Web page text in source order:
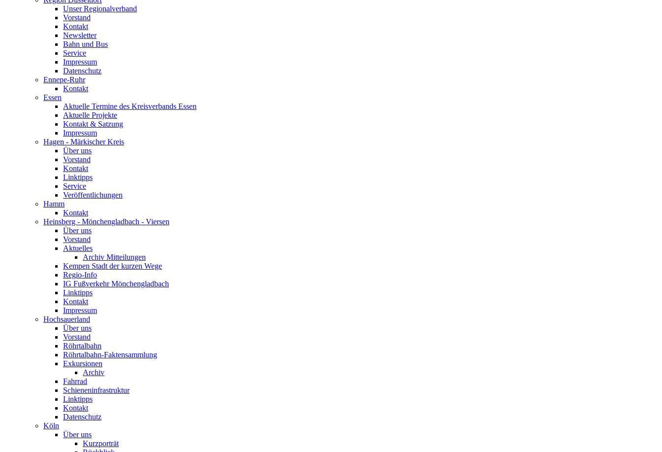
Unser Regionalverband
Vorstand
Kontakt
Newsletter
Bahn und Bus
Service
Impressum
Datenschutz
Ennepe-Ruhr
Kontakt
Essen
Aktuelle Termine des Kreisverbands Essen
Aktuelle Projekte
Kontakt & Satzung
Impressum
Hagen - Märkischer Kreis
Über uns
Vorstand
Kontakt
Linktipps
Service
Veröffentlichungen
Hamm
Kontakt
Heinsberg - Mönchengladbach - Viersen
Über uns
Vorstand
Aktuelles
Archiv Mitteilungen
Kempen Stadt der kurzen Wege
Regio-Info
IG Fußverkehr Mönchengladbach
Linktipps
Kontakt
Impressum
Hochsauerland
Über uns
Vorstand
Röhrtalbahn
Röhrtalbahn-Faktensammlung
Exkursionen
Archiv
Fahrrad
Schieneninfrastruktur
Linktipps
Kontakt
Datenschutz
Köln
Über uns
Kurzporträt